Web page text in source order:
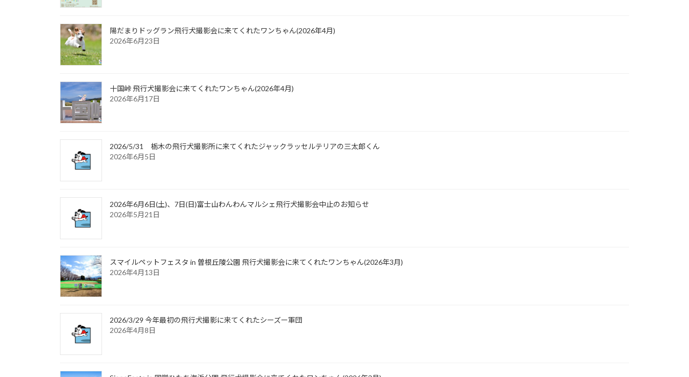
陽だまりドッグラン飛行犬撮影会に来てくれたワンちゃん(2026年4月)
2026年6月23日
十国峠 飛行犬撮影会に来てくれたワンちゃん(2026年4月)
2026年6月17日
2026/5/31 栃木の飛行犬撮影所に来てくれたジャックラッセルテリアの三太郎くん
2026年6月5日
2026年6月6日(土)、7日(日)富士山わんわんマルシェ飛行犬撮影会中止のお知らせ
2026年5月21日
スマイルペットフェスタ in 曽根丘陵公園 飛行犬撮影会に来てくれたワンちゃん(2026年3月)
2026年4月13日
2026/3/29 今年最初の飛行犬撮影に来てくれたシーズー軍団
2026年4月8日